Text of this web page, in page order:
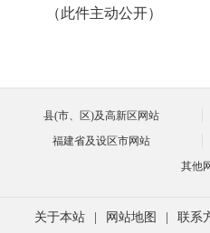
（此件主动公开）
县(市、区)及高新区网站
福建省及设区市网站
其他
关于本站 网站地图 联系